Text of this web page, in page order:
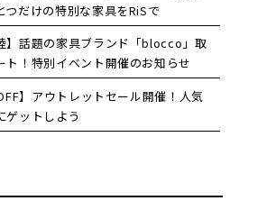
つだけの特別な家具をRiSで
】話題の家具ブランド「blocco」取
ト！特別イベント開催のお知らせ
】アウトレットセール開催！人気
ゲットしよう